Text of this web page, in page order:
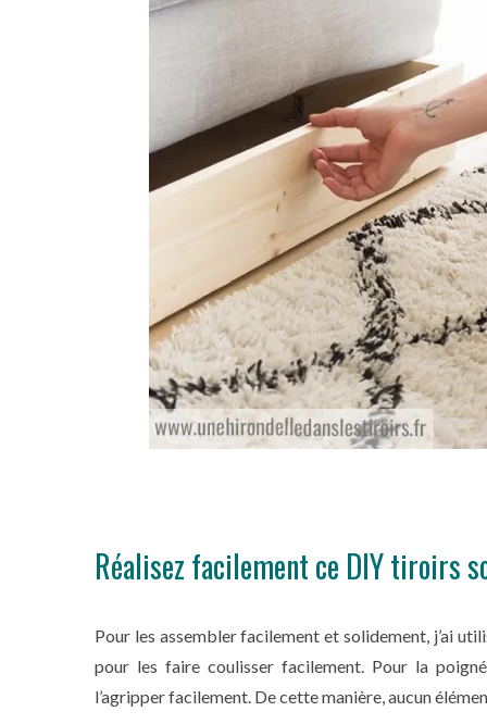
Réalisez facilement ce DIY tiroirs
Pour les assembler facilement et solidement, j’ai
pour les faire coulisser facilement. Pour la
l’agripper facilement. De cette manière, aucun